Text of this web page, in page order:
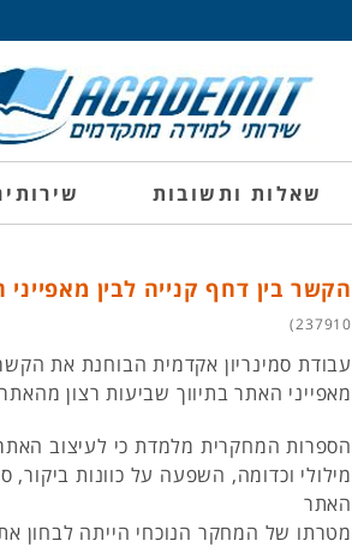
שאלות ותשובות
הקשר בין דחף קנייה לבין
237910)
עבודת סמינריון אקדמית הבוחנת את
מאפייני האתר בתיווך שביעות רצון
מילולי וכדומה, השפעה על כוונות ביקור,
האתר
מטרתו של המחקר הנוכחי הייתה לבחון